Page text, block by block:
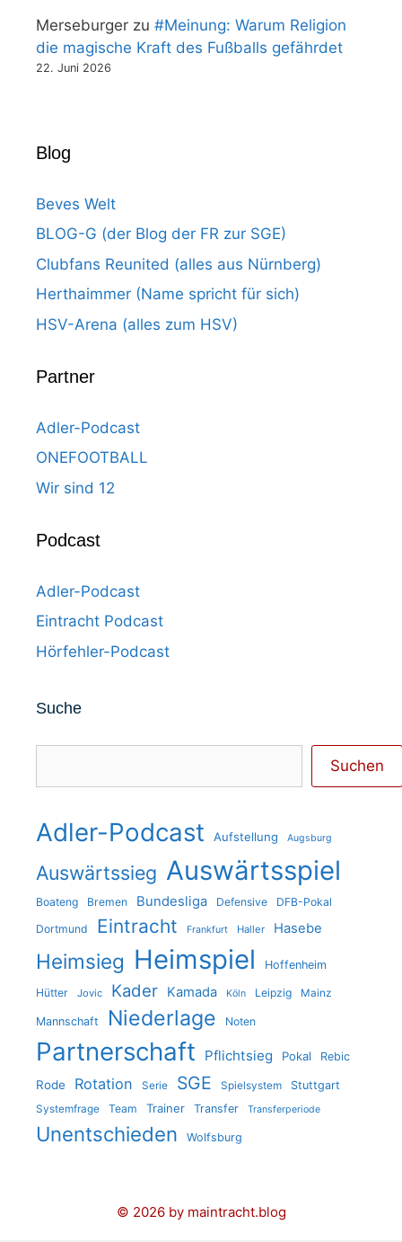
Merseburger zu #Meinung: Warum Religion
die magische Kraft des Fußballs gefährdet
22. Juni 2026
Blog
Beves Welt
BLOG-G (der Blog der FR zur SGE)
Clubfans Reunited (alles aus Nürnberg)
Herthaimmer (Name spricht für sich)
HSV-Arena (alles zum HSV)
Partner
Adler-Podcast
ONEFOOTBALL
Wir sind 12
Podcast
Adler-Podcast
Eintracht Podcast
Hörfehler-Podcast
Suche
Suchen
Adler-Podcast Aufstellung Augsburg
Auswärtssieg Auswärtsspiel
Boateng Bremen Bundesliga Defensive
DFB-Pokal
Dortmund
Eintracht Frankfurt Haller Hasebe
Heimsieg Heimspiel Hoffenheim
Hütter Jovic Kader Kamada Köln Leipzig Mainz
Mannschaft Niederlage Noten
Partnerschaft Pflichtsieg Pokal Rebic
Rode Rotation Serie SGE Spielsystem Stuttgart
Systemfrage Team Trainer Transfer Transferperiode
Unentschieden Wolfsburg
© 2026 by maintracht.blog